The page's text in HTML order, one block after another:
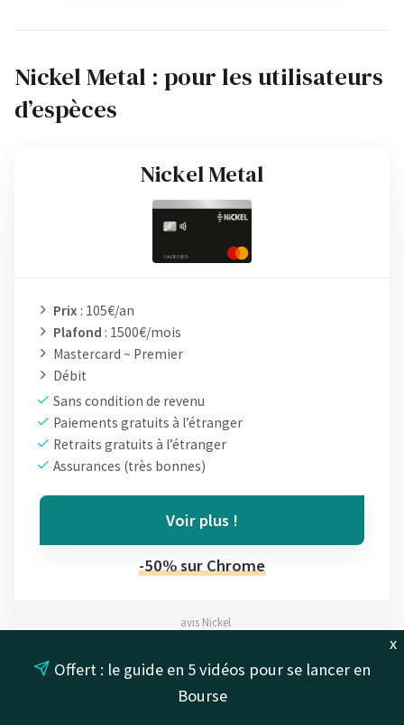
Nickel Metal : pour les utilisateurs
d’espèces
Nickel Metal
Prix : 105€/an
Plafond : 1500€/mois
Mastercard ~ Premier
Débit
Sans condition de revenu
Paiements gratuits à l’étranger
Retraits gratuits à l’étranger
Assurances (très bonnes)
Voir plus !
-50% sur Chrome
avis Nickel
Nickel Metal:la carte haut de gamme du
compte Nickel est assez surprenante.
x
Offert : le guide en 5 vidéos pour se lancer en
Bourse